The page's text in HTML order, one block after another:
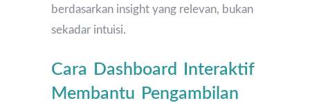
berdasarkan insight yang relevan, bukan
sekadar intuisi.
Cara Dashboard Interaktif
Membantu Pengambilan